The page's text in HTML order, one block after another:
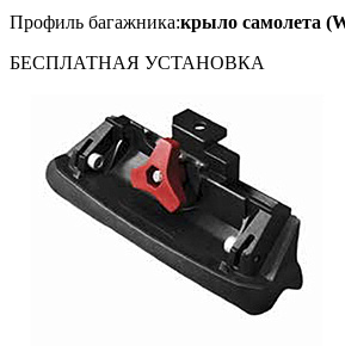
Профиль багажника:крыло самолета
БЕСПЛАТНАЯ УСТАНОВКА